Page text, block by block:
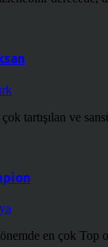
tartışılan ve
en çok